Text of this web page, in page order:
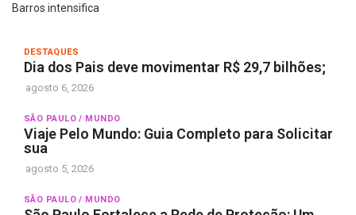
Barros intensifica
DESTAQUES
Dia dos Pais deve movimentar R$ 29,7 bilhões;
agosto 6, 2026
SÃO PAULO / MUNDO
Viaje Pelo Mundo: Guia Completo para Solicitar
sua
agosto 5, 2026
SÃO PAULO / MUNDO